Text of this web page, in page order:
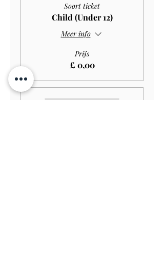
Soort ticket
Child (Under 12)
Meer info
Prijs
£ 0,00